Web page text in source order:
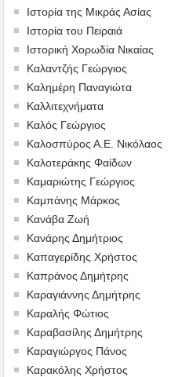
Ιστορία της Μικράς Ασίας
Ιστορία του Πειραιά
Ιστορική Χορωδία Νικαίας
Καλαντζής Γεώργιος
Καλημέρη Παναγιώτα
Καλλιτεχνήματα
Καλός Γεώργιος
Καλοσπύρος Α.Ε. Νικόλαος
Καλοτεράκης Φαίδων
Καμαριώτης Γεώργιος
Καμπάνης Μάρκος
Κανάβα Ζωή
Κανάρης Δημήτριος
Καπαγερίδης Χρήστος
Καπράνος Δημήτρης
Καραγιάννης Δημήτρης
Καραλής Φώτιος
Καραβασίλης Δημήτρης
Καραγιώργος Πάνος
Καρακόλης Χρήστος